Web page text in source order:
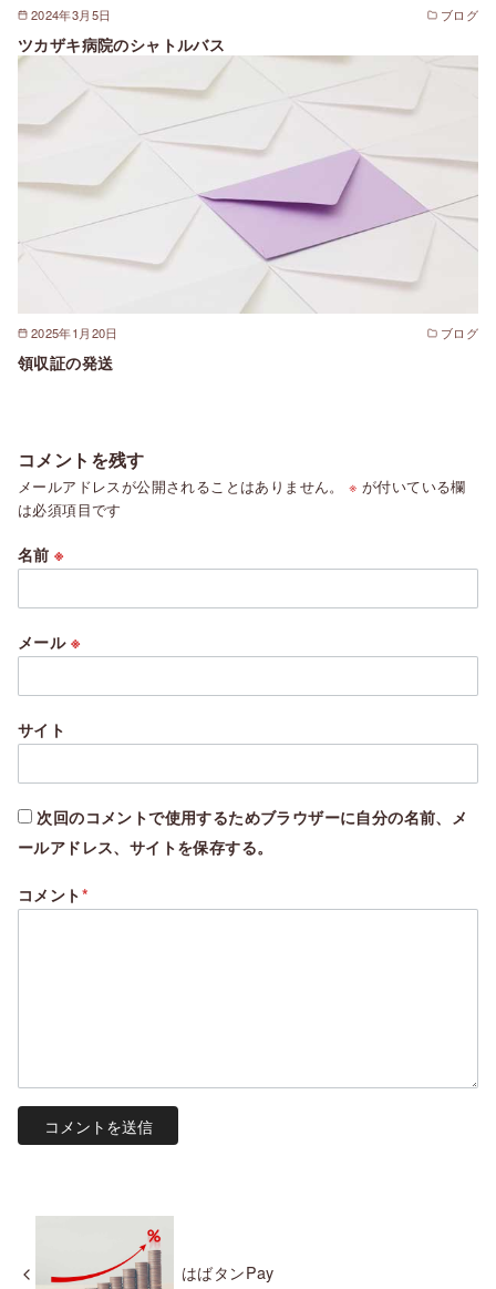
2024年3月5日 ブログ
ツカザキ病院のシャトルバス
2025年1月20日 ブログ
領収証の発送
コメントを残す
メールアドレスが公開されることはありません。 ※ が付いている欄
は必須項目です
名前※
メール ※
サイト
次回のコメントで使用するためブラウザーに自分の名前、メ
ールアドレス、サイトを保存する。
コメント*
はばタンPay